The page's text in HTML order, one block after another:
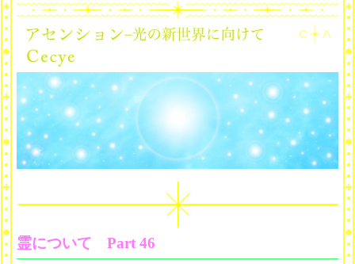
霊について Part 46